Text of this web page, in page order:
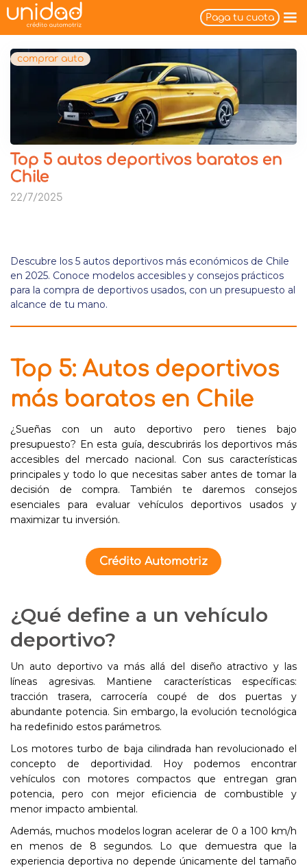
Paga tu cuota
comprar auto
Top 5 autos deportivos baratos en
Chile
22/7/2025
Descubre los 5 autos deportivos más económicos de Chile
en 2025. Conoce modelos accesibles y consejos prácticos
para la compra de deportivos usados, con un presupuesto al
alcance de tu mano.
Top 5: Autos deportivos
más baratos en Chile
¿Sueñas con un auto deportivo pero tienes bajo
presupuesto? En esta guía, descubrirás los deportivos más
accesibles del mercado nacional. Con sus características
principales y todo lo que necesitas saber antes de tomar la
decisión de compra. También te daremos consejos
esenciales para evaluar vehículos deportivos usados y
maximizar tu inversión.
Crédito Automotriz
¿Qué define a un vehículo
deportivo?
Un auto deportivo va más allá del diseño atractivo y las
líneas agresivas. Mantiene características específicas:
tracción trasera, carrocería coupé de dos puertas y
abundante potencia. Sin embargo, la evolución tecnológica
ha redefinido estos parámetros.
Los motores turbo de baja cilindrada han revolucionado el
concepto de deportividad. Hoy podemos encontrar
vehículos con motores compactos que entregan gran
potencia, pero con mejor eficiencia de combustible y
menor impacto ambiental.
Además, muchos modelos logran acelerar de 0 a 100 km/h
en menos de 8 segundos. Lo que demuestra que la
experiencia deportiva no depende únicamente del tamaño